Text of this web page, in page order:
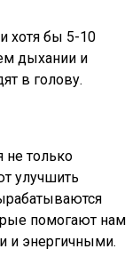
хотя бы 5-10
дыхании и
в голову.
не только
улучшить
помогают нам
и энергичными.